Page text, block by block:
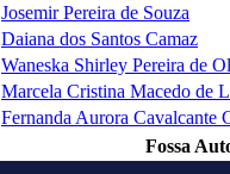
Josemir Pereira de Souza
Daiana dos Santos Camaz
Waneska Shirley Pereira de
Marcela Cristina Macedo de
Fernanda Aurora Cavalcante
Fossa